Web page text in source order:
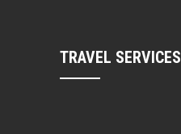
TRAVEL SERVICES